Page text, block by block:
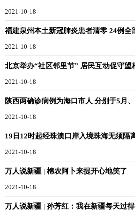
2021-10-18
福建泉州本土新冠肺炎患者清零 24例全
2021-10-18
北京举办“社区邻里节” 居民互动促守望
2021-10-18
陕西两确诊病例为海口市人 分别于5月
2021-10-18
19日12时起经珠澳口岸入境珠海无须隔
2021-10-18
万人说新疆 | 棉农阿卜来提开心地笑了
2021-10-18
万人说新疆 | 孙芳红：我在新疆每天过